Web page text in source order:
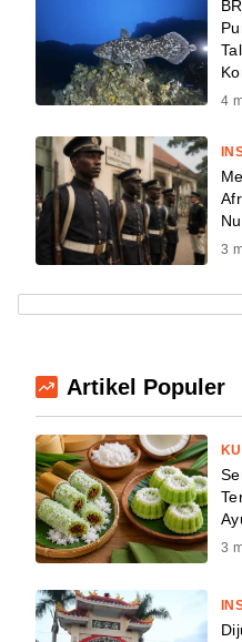
4
3
Artikel Populer
3